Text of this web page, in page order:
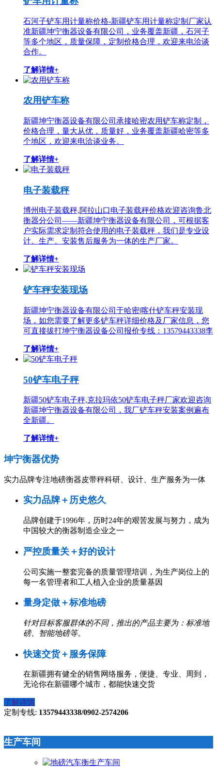
石河子铲车用计量称价格-新疆铲车用计量称定制厂家认
准新疆坤宁衡器设备有限公司，业务覆盖新疆，石河子
等多个地区，质量保障，定制价格合理，欢迎来电洽谈
合作。
了解详情+
农用铲车称
新疆坤宁衡器设备有限公司承接哈密农用铲车称定制，
价格合理，量大从优，质量好，业务覆盖新疆哈密等多
个地区，欢迎来电洽谈业务。
了解详情+
电子装载秤
博州电子装载秤,阿拉山口电子装载秤价格欢迎咨询鲁北
衡器分公司——新疆坤宁衡器设备有限公司，可根据客
户实际需求定制符合使用的电子装载秤，我们是专业设
计、生产、安装售后服务为一体的生产厂家。
了解详情+
铲车秤安装现场
新疆坤宁衡器设备有限公司于哈密|喀什铲车秤安装现
场，如您需要了解更多铲车秤详细价格及厂家信息，您
可直接拔打坤宁衡器设备公司报价专线：13579443338李
了解详情+
50铲车电子秤
新疆50铲车电子秤,克拉玛依50铲车电子秤厂家欢迎咨询
新疆坤宁衡器设备有限公司，我厂铲车秤安装案例遍布
全新疆。
了解详情+
坤宁衡器优势
实力品牌专注地磅衡器皮带秤科研、设计、生产服务为一体
实力品牌＋历史悠久
品牌创建于1996年，历时24年的艰苦发展与努力，成为
中国较大的衡器制造企业之一
严控质量关＋好的设计
公司实施一整套完备的质量管理培训，为生产岗位上的
每一名管理者和工人植入企业的质量基因
量身定做＋标准地磅
针对目标客服群体的不同，推出的产品主要为：标准地
磅、智能地磅等。
快速交货＋服务保障
在新疆拥有健全的销售网络服务，便捷、专业、周到，
无论你在新疆哪个城市，都能快速交货
了解详情
定制专线: 13579443338/0902-2574206
生产车间